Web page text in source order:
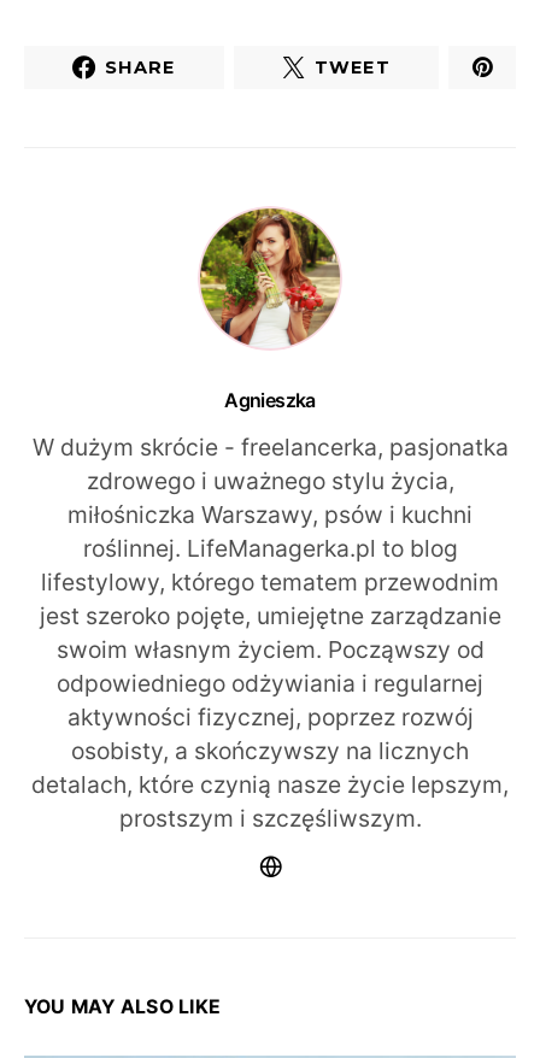
SHARE TWEET
Agnieszka
W dużym skrócie - freelancerka, pasjonatka
zdrowego i uważnego stylu życia,
miłośniczka Warszawy, psów i kuchni
roślinnej. LifeManagerka.pl to blog
lifestylowy, którego tematem przewodnim
jest szeroko pojęte, umiejętne zarządzanie
swoim własnym życiem. Począwszy od
odpowiedniego odżywiania i regularnej
aktywności fizycznej, poprzez rozwój
osobisty, a skończywszy na licznych
detalach, które czynią nasze życie lepszym,
prostszym i szczęśliwszym.
YOU MAY ALSO LIKE